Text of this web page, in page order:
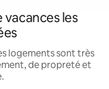
vacances les
logements sont très
de propreté et